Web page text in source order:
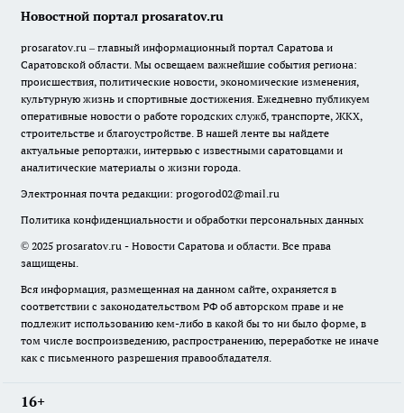
Новостной портал prosaratov.ru
prosaratov.ru – главный информационный портал Саратова и
Саратовской области. Мы освещаем важнейшие события региона:
происшествия, политические новости, экономические изменения,
культурную жизнь и спортивные достижения. Ежедневно публикуем
оперативные новости о работе городских служб, транспорте, ЖКХ,
строительстве и благоустройстве. В нашей ленте вы найдете
актуальные репортажи, интервью с известными саратовцами и
аналитические материалы о жизни города.
Электронная почта редакции: progorod02@mail.ru
Политика конфиденциальности и обработки персональных данных
© 2025 prosaratov.ru - Новости Саратова и области. Все права
защищены.
Вся информация, размещенная на данном сайте, охраняется в
соответствии с законодательством РФ об авторском праве и не
подлежит использованию кем-либо в какой бы то ни было форме, в
том числе воспроизведению, распространению, переработке не иначе
как с письменного разрешения правообладателя.
16+